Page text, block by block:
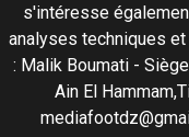
s'intéresse
analyses techniques
: Malik Boumati -
Ain El